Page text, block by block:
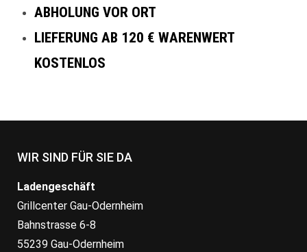
ABHOLUNG VOR ORT
LIEFERUNG AB 120 € WARENWERT
KOSTENLOS
WIR SIND FÜR SIE DA
Ladengeschäft
Grillcenter Gau-Odernheim
Bahnstrasse 6-8
55239 Gau-Odernheim